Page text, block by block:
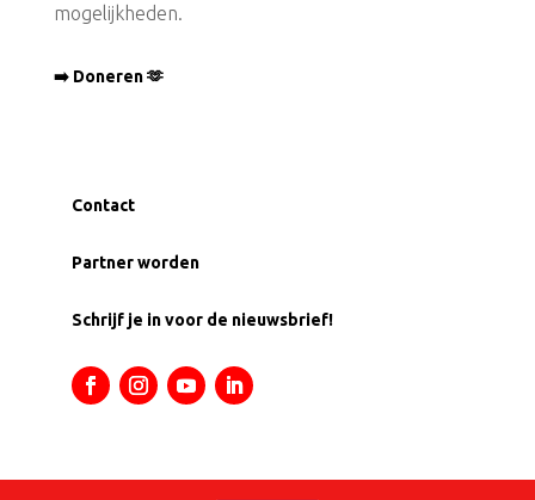
mogelijkheden.
➡️ Doneren 🫶
Contact
Partner worden
Schrijf je in voor de nieuwsbrief!